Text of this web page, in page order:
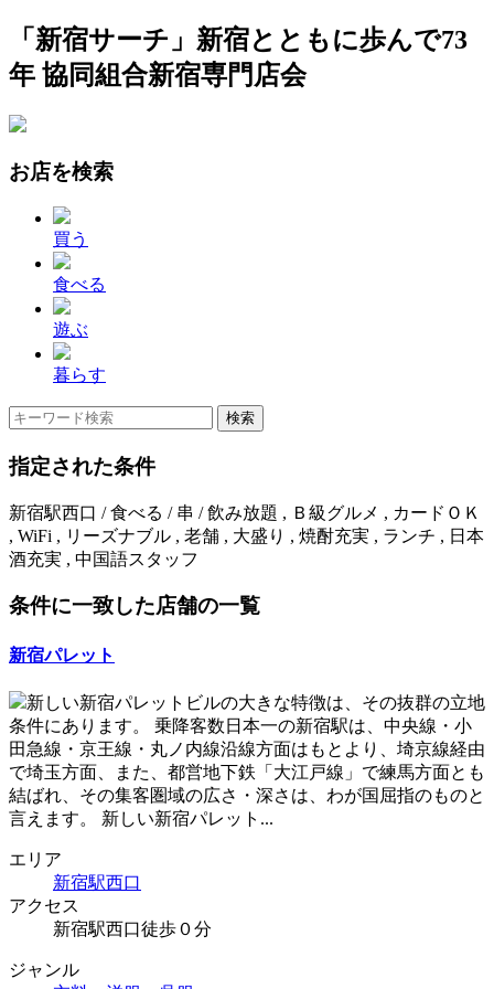
「新宿サーチ」新宿とともに歩んで73
年 協同組合新宿専門店会
お店を検索
買う
食べる
遊ぶ
暮らす
指定された条件
新宿駅西口 / 食べる / 串 / 飲み放題 , Ｂ級グルメ , カードＯＫ
, WiFi , リーズナブル , 老舗 , 大盛り , 焼酎充実 , ランチ , 日本
酒充実 , 中国語スタッフ
条件に一致した店舗の一覧
新宿パレット
新しい新宿パレットビルの大きな特徴は、その抜群の立地
条件にあります。 乗降客数日本一の新宿駅は、中央線・小
田急線・京王線・丸ノ内線沿線方面はもとより、埼京線経由
で埼玉方面、また、都営地下鉄「大江戸線」で練馬方面とも
結ばれ、その集客圏域の広さ・深さは、わが国屈指のものと
言えます。 新しい新宿パレット...
エリア
新宿駅西口
アクセス
新宿駅西口徒歩０分
ジャンル